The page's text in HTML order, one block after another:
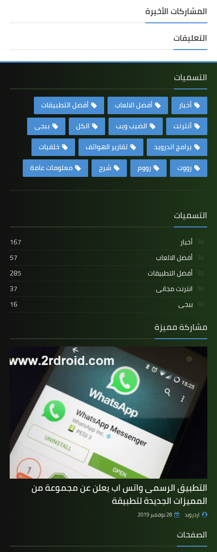
المشاركات الأخيرة
التعليقات
التسميات
أخبار أفضل الالعاب
أفضل التطبيقات
أنترنت
الضيب ويب الكل
ببجى
برامج اندرويد
تقارير الهواتف
خلفيات
رووت
رووم شرح معلومات عامة
التسميات
أخبار
167
أفضل الالعاب
57
أفضل التطبيقات
285
انترنت مجانى
37
ببجى
16
مشاركة مميزة
التطبيق الرسمى واتس اب يعلن عن مجموعة من
المميزات الجديدة لتطبيقة
اردرويد 28 نوفمبر 2019
الصفحات